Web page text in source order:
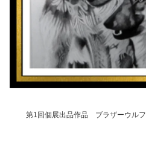
第1回個展出品作品 ブラザーウルフ